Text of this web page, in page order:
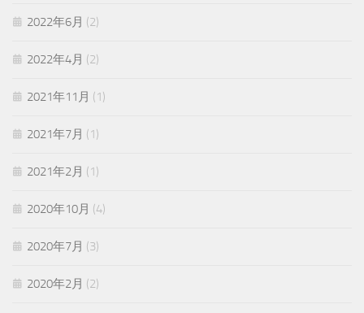
2022年6月 (2)
2022年4月 (2)
2021年11月 (1)
2021年7月 (1)
2021年2月 (1)
2020年10月 (4)
2020年7月 (3)
2020年2月 (2)